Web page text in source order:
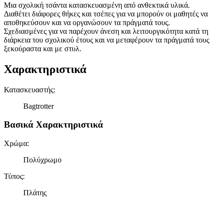
Μια σχολική τσάντα κατασκευασμένη από ανθεκτικά υλικά.
Διαθέτει διάφορες θήκες και τσέπες για να μπορούν οι μαθητές να
αποθηκεύσουν και να οργανώσουν τα πράγματά τους.
Σχεδιασμένες για να παρέχουν άνεση και λειτουργικότητα κατά τη
διάρκεια του σχολικού έτους και να μεταφέρουν τα πράγματά τους
ξεκούραστα και με στυλ.
Χαρακτηριστικά
Κατασκευαστής:
Bagtrotter
Βασικά Χαρακτηριστικά
Χρώμα:
Πολύχρωμο
Τύπος:
Πλάτης